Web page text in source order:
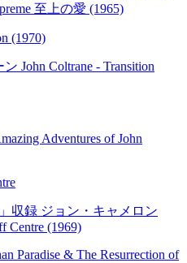
至上の愛 (1965)
John Coltrane - Transition
Adventures of John
収録 ジョン・キャメロン
Centre (1969)